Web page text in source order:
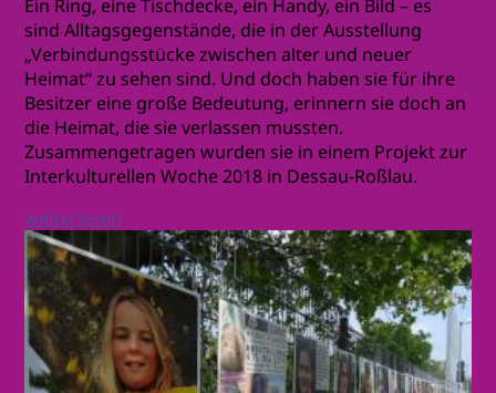
Ein Ring, eine Tischdecke, ein Handy, ein Bild – es
sind Alltagsgegenstände, die in der Ausstellung
„Verbindungsstücke zwischen alter und neuer
Heimat“ zu sehen sind. Und doch haben sie für ihre
Besitzer eine große Bedeutung, erinnern sie doch an
die Heimat, die sie verlassen mussten.
Zusammengetragen wurden sie in einem Projekt zur
Interkulturellen Woche 2018 in Dessau-Roßlau.
weiterlesen